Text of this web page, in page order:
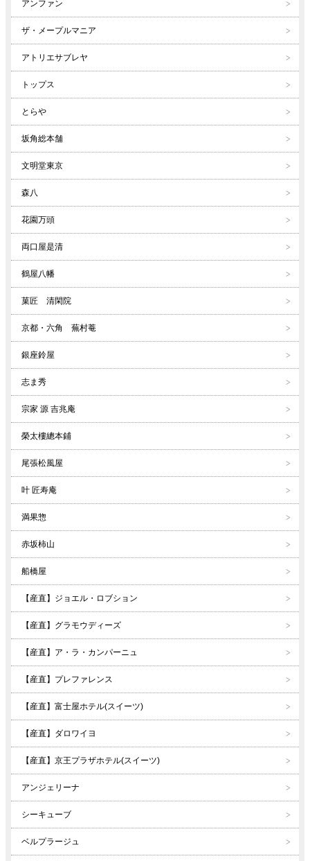
アンファン
ザ・メープルマニア
アトリエサブレヤ
トップス
とらや
坂角総本舗
文明堂東京
森八
花園万頭
両口屋是清
鶴屋八幡
菓匠 清閑院
京都・六角 蕪村菴
銀座鈴屋
志ま秀
宗家 源 吉兆庵
榮太樓總本鋪
尾張松風屋
叶 匠寿庵
満果惣
赤坂柿山
船橋屋
【産直】ジョエル・ロブション
【産直】グラモウディーズ
【産直】ア・ラ・カンパーニュ
【産直】プレファレンス
【産直】富士屋ホテル(スイーツ)
【産直】ダロワイヨ
【産直】京王プラザホテル(スイーツ)
アンジェリーナ
シーキューブ
ベルプラージュ